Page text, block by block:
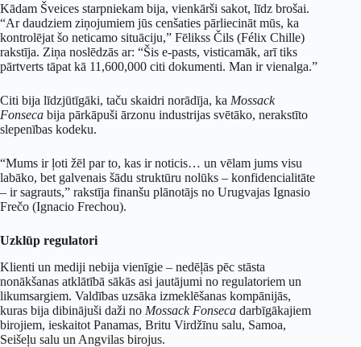
Kādam Šveices starpniekam bija, vienkārši sakot, līdz brošai.
“Ar daudziem ziņojumiem jūs cenšaties pārliecināt mūs, ka
kontrolējat šo neticamo situāciju,” Fēlikss Čils (Félix Chille)
rakstīja. Ziņa noslēdzās ar: “Šis e-pasts, visticamāk, arī tiks
pārtverts tāpat kā 11,600,000 citi dokumenti. Man ir vienalga.”
Citi bija līdzjūtīgāki, taču skaidri norādīja, ka Mossack
Fonseca bija pārkāpuši ārzonu industrijas svētāko, nerakstīto
slepenības kodeku.
“Mums ir ļoti žēl par to, kas ir noticis… un vēlam jums visu
labāko, bet galvenais šādu struktūru nolūks – konfidencialitāte
– ir sagrauts,” rakstīja finanšu plānotājs no Urugvajas Ignasio
Frečo (Ignacio Frechou).
Uzklūp regulatori
Klienti un mediji nebija vienīgie – nedēļās pēc stāsta
nonākšanas atklātībā sākās asi jautājumi no regulatoriem un
likumsargiem. Valdības uzsāka izmeklēšanas kompānijās,
kuras bija dibinājuši daži no Mossack Fonseca darbīgākajiem
birojiem, ieskaitot Panamas, Britu Virdžīnu salu, Samoa,
Seišeļu salu un Angvilas birojus.